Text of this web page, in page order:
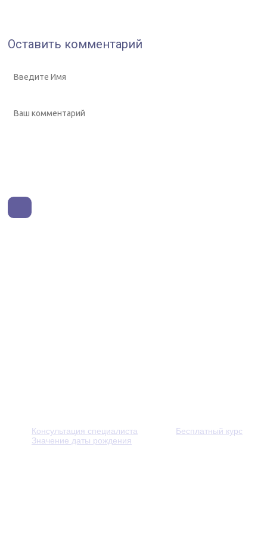
Оставить комментарий
Консультация специалиста
Бесплатный курс
Значение даты рождения